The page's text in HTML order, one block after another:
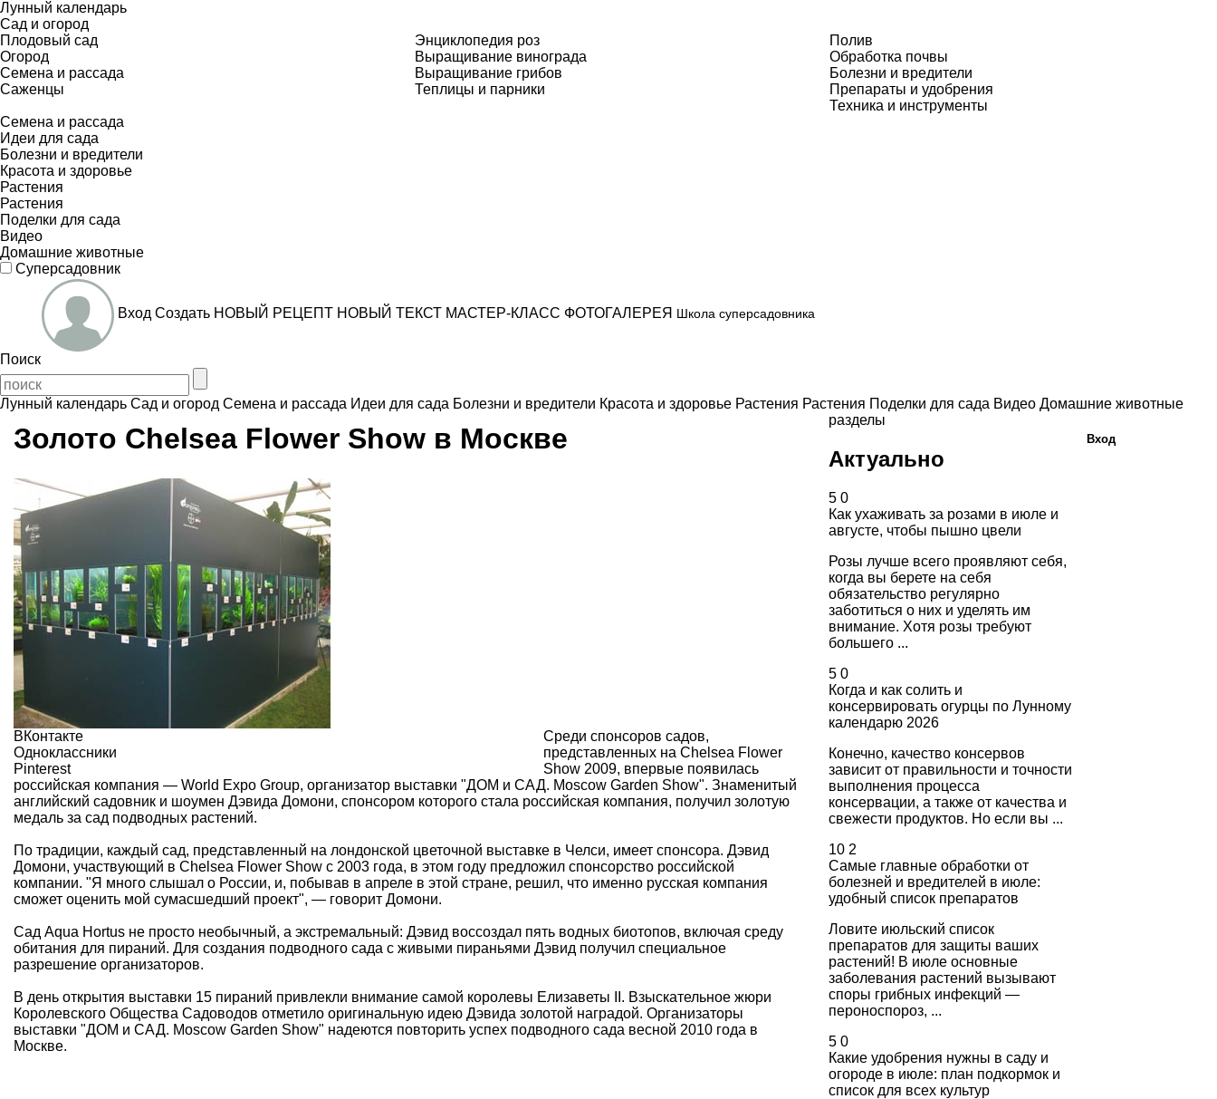
Лунный календарь
Сад и огород
Плодовый сад
Огород
Семена и рассада
Саженцы
Энциклопедия роз
Выращивание винограда
Выращивание грибов
Теплицы и парники
Полив
Обработка почвы
Болезни и вредители
Препараты и удобрения
Техника и инструменты
Семена и рассада
Идеи для сада
Болезни и вредители
Красота и здоровье
Растения
Растения
Поделки для сада
Видео
Домашние животные
Суперсадовник
Вход Создать НОВЫЙ РЕЦЕПТ НОВЫЙ ТЕКСТ МАСТЕР-КЛАСС ФОТОГАЛЕРЕЯ Школа суперсадовника
Поиск
Лунный календарь Сад и огород Семена и рассада Идеи для сада Болезни и вредители Красота и здоровье Растения Растения Поделки для сада Видео Домашние животные
Золото Chelsea Flower Show в Москве
ВКонтакте
Одноклассники
Pinterest
Cреди спонсоров садов,
представленных на Chelsea Flower
Show 2009, впервые появилась
российская компания — World Expo Grоup, организатор выставки "ДОМ и САД. Moscow Garden Show". Знаменитый
английский садовник и шоумен Дэвида Домони, спонсором которого стала российская компания, получил золотую
медаль за сад подводных растений.
По традиции, каждый сад, представленный на лондонской цветочной выставке в Челси, имеет спонсора. Дэвид
Домони, участвующий в Chelsea Flower Show с 2003 года, в этом году предложил спонсорство российской
компании. "Я много слышал о России, и, побывав в апреле в этой стране, решил, что именно русская компания
сможет оценить мой сумасшедший проект", — говорит Домони.
Сад Aqua Hortus не просто необычный, а экстремальный: Дэвид воссоздал пять водных биотопов, включая среду
обитания для пираний. Для создания подводного сада с живыми пираньями Дэвид получил специальное
разрешение организаторов.
В день открытия выставки 15 пираний привлекли внимание самой королевы Елизаветы II. Взыскательное жюри
Королевского Общества Садоводов отметило оригинальную идею Дэвида золотой наградой. Организаторы
выставки "ДОМ и САД. Moscow Garden Show" надеются повторить успех подводного сада весной 2010 года в
Москве.
разделы
Актуально
5 0
Как ухаживать за розами в июле и
августе, чтобы пышно цвели
Розы лучше всего проявляют себя,
когда вы берете на себя
обязательство регулярно
заботиться о них и уделять им
внимание. Хотя розы требуют
большего ...
5 0
Когда и как солить и
консервировать огурцы по Лунному
календарю 2026
Конечно, качество консервов
зависит от правильности и точности
выполнения процесса
консервации, а также от качества и
свежести продуктов. Но если вы ...
10 2
Самые главные обработки от
болезней и вредителей в июле:
удобный список препаратов
Ловите июльский список
препаратов для защиты ваших
растений! В июле основные
заболевания растений вызывают
споры грибных инфекций —
пероноспороз, ...
5 0
Какие удобрения нужны в саду и
огороде в июле: план подкормок и
список для всех культур
Вход